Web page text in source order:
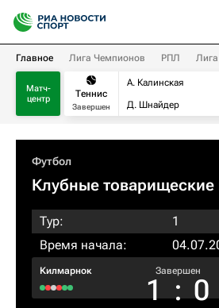
Главное Лига Чемпионов РПЛ
Матч-
центр
Теннис
Завершен
А. Калинская
Д. Шнайдер
Футбол
Клубные товарищеские
Тур:
1
Время начала:
Килмарнок Завершен
1 : 0